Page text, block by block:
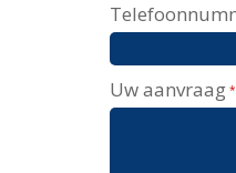
Uw aanvraag *